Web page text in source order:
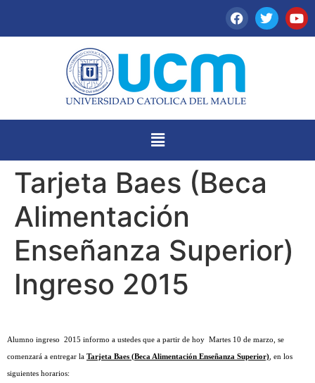
Tarjeta Baes (Beca
Alimentación
Enseñanza Superior)
Ingreso 2015
Alumno ingreso 2015 informo a ustedes que a partir de hoy Martes 10 de marzo, se
comenzará a entregar la Tarjeta Baes (Beca Alimentación Enseñanza Superior) , en los
siguientes horarios: